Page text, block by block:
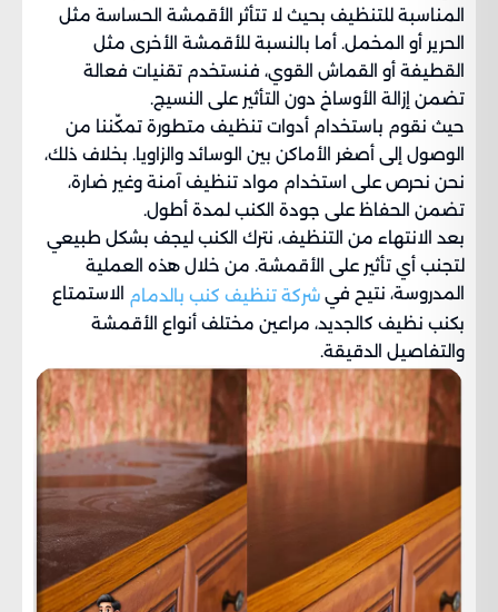
المناسبة للتنظيف بحيث لا تتأثر الأقمشة الحساسة مثل
الحرير أو المخمل. أما بالنسبة للأقمشة الأخرى مثل
القطيفة أو القماش القوي، فنستخدم تقنيات فعالة
تضمن إزالة الأوساخ دون التأثير على النسيج.
حيث نقوم باستخدام أدوات تنظيف متطورة تمكّننا من
الوصول إلى أصغر الأماكن بين الوسائد والزاويا. بخلاف ذلك،
نحن نحرص على استخدام مواد تنظيف آمنة وغير ضارة،
تضمن الحفاظ على جودة الكنب لمدة أطول.
بعد الانتهاء من التنظيف، نترك الكنب ليجف بشكل طبيعي
لتجنب أي تأثير على الأقمشة. من خلال هذه العملية
المدروسة، نتيح في شركة تنظيف كنب بالدمام الاستمتاع
بكنب نظيف كالجديد، مراعين مختلف أنواع الأقمشة
والتفاصيل الدقيقة.